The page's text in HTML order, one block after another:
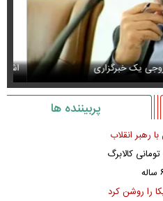
ماه‌چهره خلیلی
پربیننده ها
رهبر انقلاب
کالابرگ
را روشن کرد